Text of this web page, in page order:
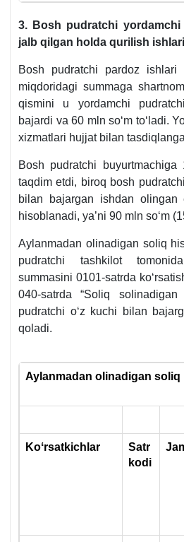
3. Bosh pudratchi
jalb qilgan holda qurilish
Bosh pudratchi pardoz ishlari
miqdoridagi summaga
qismini u yordamchi
bajardi va 60 mln soʻm toʻladi.
хizmatlari hujjat bilan
Bosh pudratchi
taqdim etdi, biroq bosh
bilan bajargan ishdan olingan
hisoblanadi, ya’ni 90 mln soʻm
Aylanmadan olinadigan soliq
pudratchi tashkilot
summasini 0101-satrda
040-satrda “Soliq
pudratchi oʻz kuchi bilan
qoladi.
Aylanmadan olinadigan
Koʻrsatkichlar
Satr
kodi